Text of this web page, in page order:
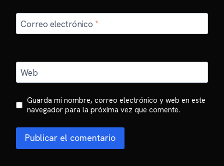
Correo electrónico *
Web
Guarda mi nombre, correo electrónico y web en este
navegador para la próxima vez que comente.